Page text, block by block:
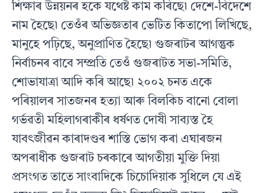
শিক্ষাৰ উন্নয়নৰ হকে যথেষ্ট কাম কৰিছে৷ দেশে-বিদেশে
নাম হৈছে৷ তেওঁৰ অভিজ্ঞতাৰ ভেটিত কিতাপো লিখিছে,
মানুহে পঢ়িছে, অনুপ্ৰাণিত হৈছে৷ গুজৰাটৰ আগন্তুক
নিৰ্বাচনৰ বাবে সম্প্ৰতি তেওঁ গুজৰাটত সভা-সমিতি,
শোভাযাত্ৰা আদি কৰি আছে৷ ২০০২ চনত একে
পৰিয়ালৰ সাতজনৰ হত্যা আৰু বিলকিচ বানো বোলা
গৰ্ভৱতী মহিলাগৰাকীৰ ধৰ্ষণত দোষী সাব্যস্ত হৈ
যাবৎজীৱন কাৰাদণ্ডৰ শাস্তি ভোগ কৰা এঘাৰজন
অপৰাধীক গুজৰাট চৰকাৰে আগতীয়া মুক্তি দিয়া
প্ৰসংগত তাতে সাংবাদিকে চিচোদিয়াক সুধিলে যে এই